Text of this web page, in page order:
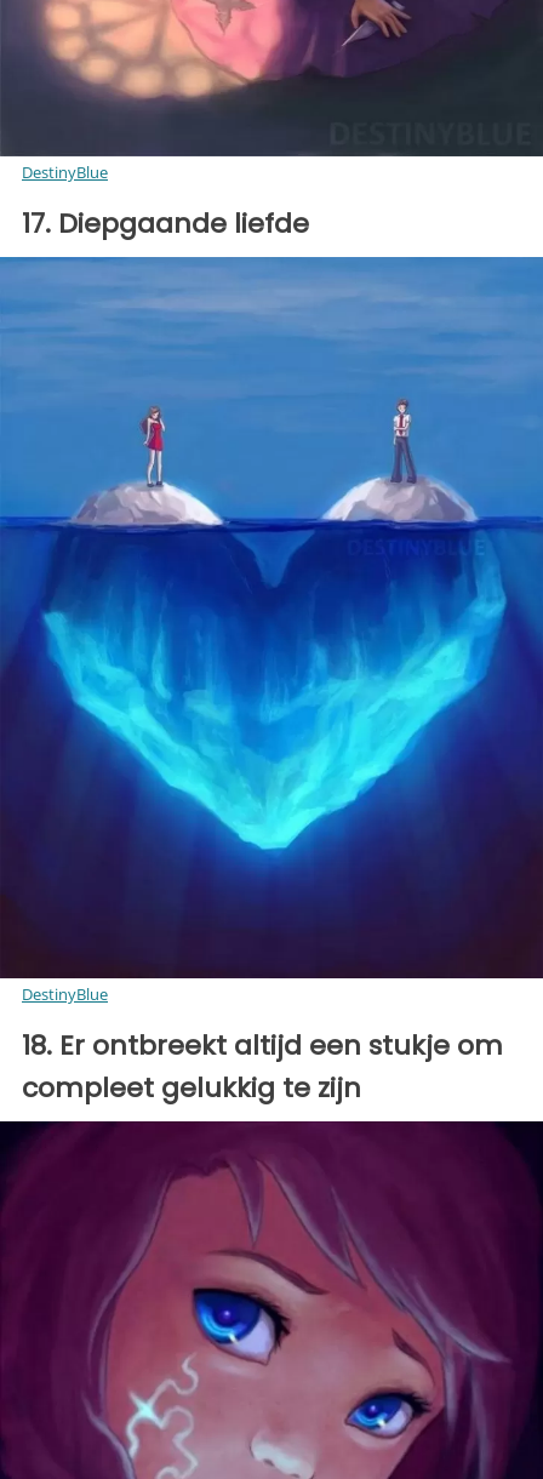
DestinyBlue
17. Diepgaande liefde
DestinyBlue
18. Er ontbreekt altijd een stukje om
compleet gelukkig te zijn